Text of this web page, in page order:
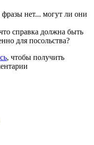
нет... могут ли они
справка должна быть
для посольства?
, чтобы получить